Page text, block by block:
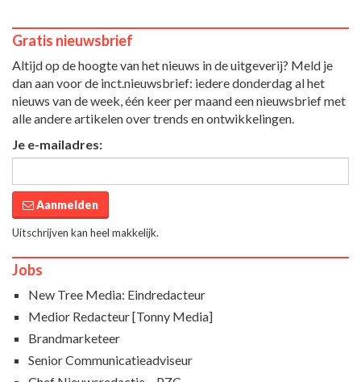
Gratis nieuwsbrief
Altijd op de hoogte van het nieuws in de uitgeverij? Meld je
dan aan voor de inct.nieuwsbrief: iedere donderdag al het
nieuws van de week, één keer per maand een nieuwsbrief met
alle andere artikelen over trends en ontwikkelingen.
Je e-mailadres:
Aanmelden
Uitschrijven kan heel makkelijk.
Jobs
New Tree Media: Eindredacteur
Medior Redacteur [Tonny Media]
Brandmarketeer
Senior Communicatieadviseur